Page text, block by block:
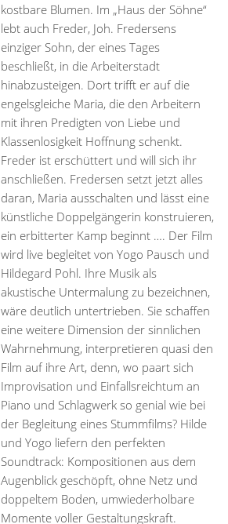
kostbare Blumen. Im „Haus der Söhne“
lebt auch Freder, Joh. Fredersens
einziger Sohn, der eines Tages
beschließt, in die Arbeiterstadt
hinabzusteigen. Dort trifft er auf die
engelsgleiche Maria, die den Arbeitern
mit ihren Predigten von Liebe und
Klassenlosigkeit Hoffnung schenkt.
Freder ist erschüttert und will sich ihr
anschließen. Fredersen setzt jetzt alles
daran, Maria ausschalten und lässt eine
künstliche Doppelgängerin konstruieren,
ein erbitterter Kamp beginnt …. Der Film
wird live begleitet von Yogo Pausch und
Hildegard Pohl. Ihre Musik als
akustische Untermalung zu bezeichnen,
wäre deutlich untertrieben. Sie schaffen
eine weitere Dimension der sinnlichen
Wahrnehmung, interpretieren quasi den
Film auf ihre Art, denn, wo paart sich
Improvisation und Einfallsreichtum an
Piano und Schlagwerk so genial wie bei
der Begleitung eines Stummfilms? Hilde
und Yogo liefern den perfekten
Soundtrack: Kompositionen aus dem
Augenblick geschöpft, ohne Netz und
doppeltem Boden, umwiederholbare
Momente voller Gestaltungskraft.